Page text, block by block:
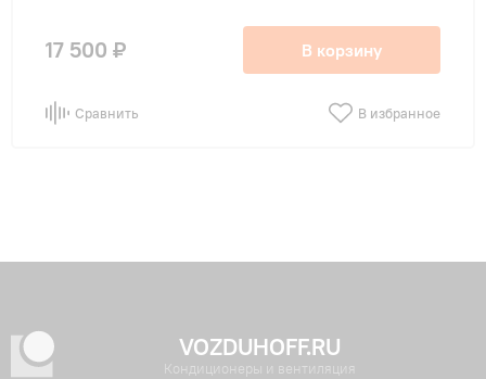
17 500 ₽ В корзину
Сравнить В избранное
VOZDUHOFF.RU
Кондиционеры и вентиляция